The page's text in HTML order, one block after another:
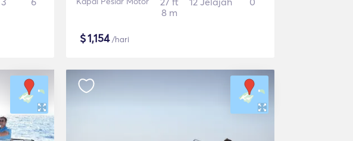
8 m
$1,154/hari